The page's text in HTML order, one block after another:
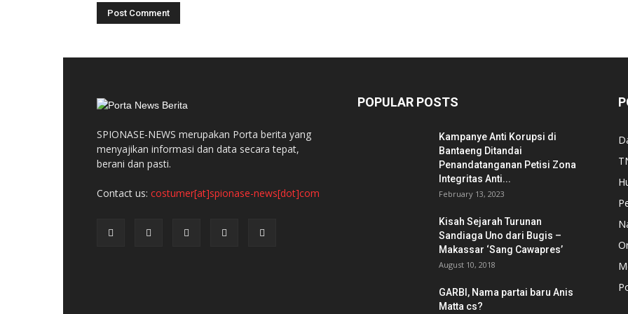
SPIONASE-NEWS merupakan Porta berita yang
menyajikan informasi dan data secara tepat,
berani dan pasti.
Contact us: costumer[at]spionase-news[dot]com
POPULAR POSTS
Kampanye Anti Korupsi di
Bantaeng Ditandai
Penandatanganan Petisi Zona
Integritas Anti...
February 13, 2023
Kisah Sejarah Turunan
Sandiaga Uno dari Bugis –
Makassar ‘Sang Cawapres’
August 10, 2018
GARBI, Nama partai baru Anis
Matta cs?